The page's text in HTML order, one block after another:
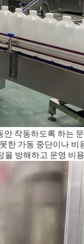
작동하도록 하는
가동 중단이나
방해하고 운영 비